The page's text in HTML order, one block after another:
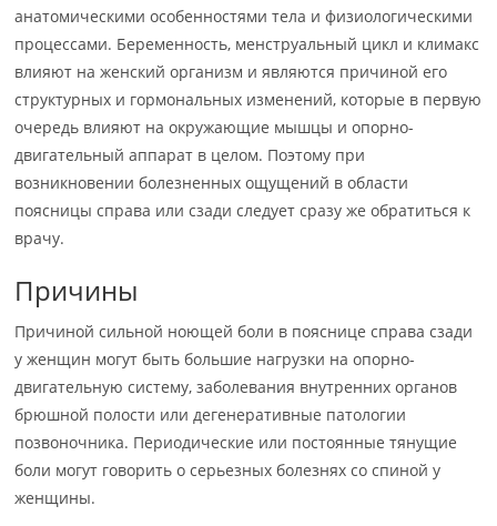
анатомическими особенностями тела и физиологическими
процессами. Беременность, менструальный цикл и климакс
влияют на женский организм и являются причиной его
структурных и гормональных изменений, которые в первую
очередь влияют на окружающие мышцы и опорно-
двигательный аппарат в целом. Поэтому при
возникновении болезненных ощущений в области
поясницы справа или сзади следует сразу же обратиться к
врачу.
Причины
Причиной сильной ноющей боли в пояснице справа сзади
у женщин могут быть большие нагрузки на опорно-
двигательную систему, заболевания внутренних органов
брюшной полости или дегенеративные патологии
позвоночника. Периодические или постоянные тянущие
боли могут говорить о серьезных болезнях со спиной у
женщины.